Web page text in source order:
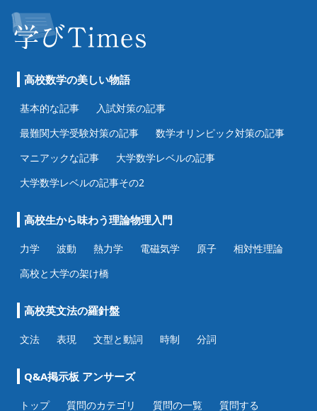
高校数学の美しい物語
基本的な記事
入試対策の記事
最難関大学受験対策の記事
数学オリンピック対策の記事
マニアックな記事
大学数学レベルの記事
大学数学レベルの記事その2
高校生から味わう理論物理入門
力学 波動 熱力学 電磁気学 原子
相対性理論
高校と大学の架け橋
高校英文法の羅針盤
文法 表現 文型と動詞 時制 分詞
Q&A掲示板 アンサーズ
トップ 質問のカテゴリ 質問の一覧 質問する